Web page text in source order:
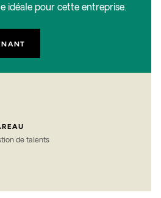
idéale pour cette entreprise.
de talents